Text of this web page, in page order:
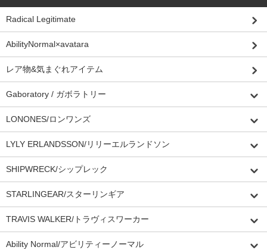
Radical Legitimate
AbilityNormal×avatara
レア物&気まぐれアイテム
Gaboratory / ガボラトリー
LONONES/ロンワンズ
LYLY ERLANDSSON/リリーエルランドソン
SHIPWRECK/シップレック
STARLINGEAR/スターリンギア
TRAVIS WALKER/トラヴィスワーカー
Ability Normal/アビリティーノーマル